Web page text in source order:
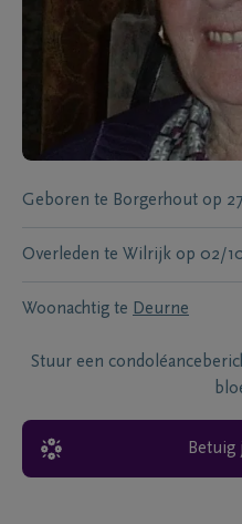
Geboren te Borgerhout op
Overleden te Wilrijk op 02/
Woonachtig te Deurne
Stuur een
Betuig